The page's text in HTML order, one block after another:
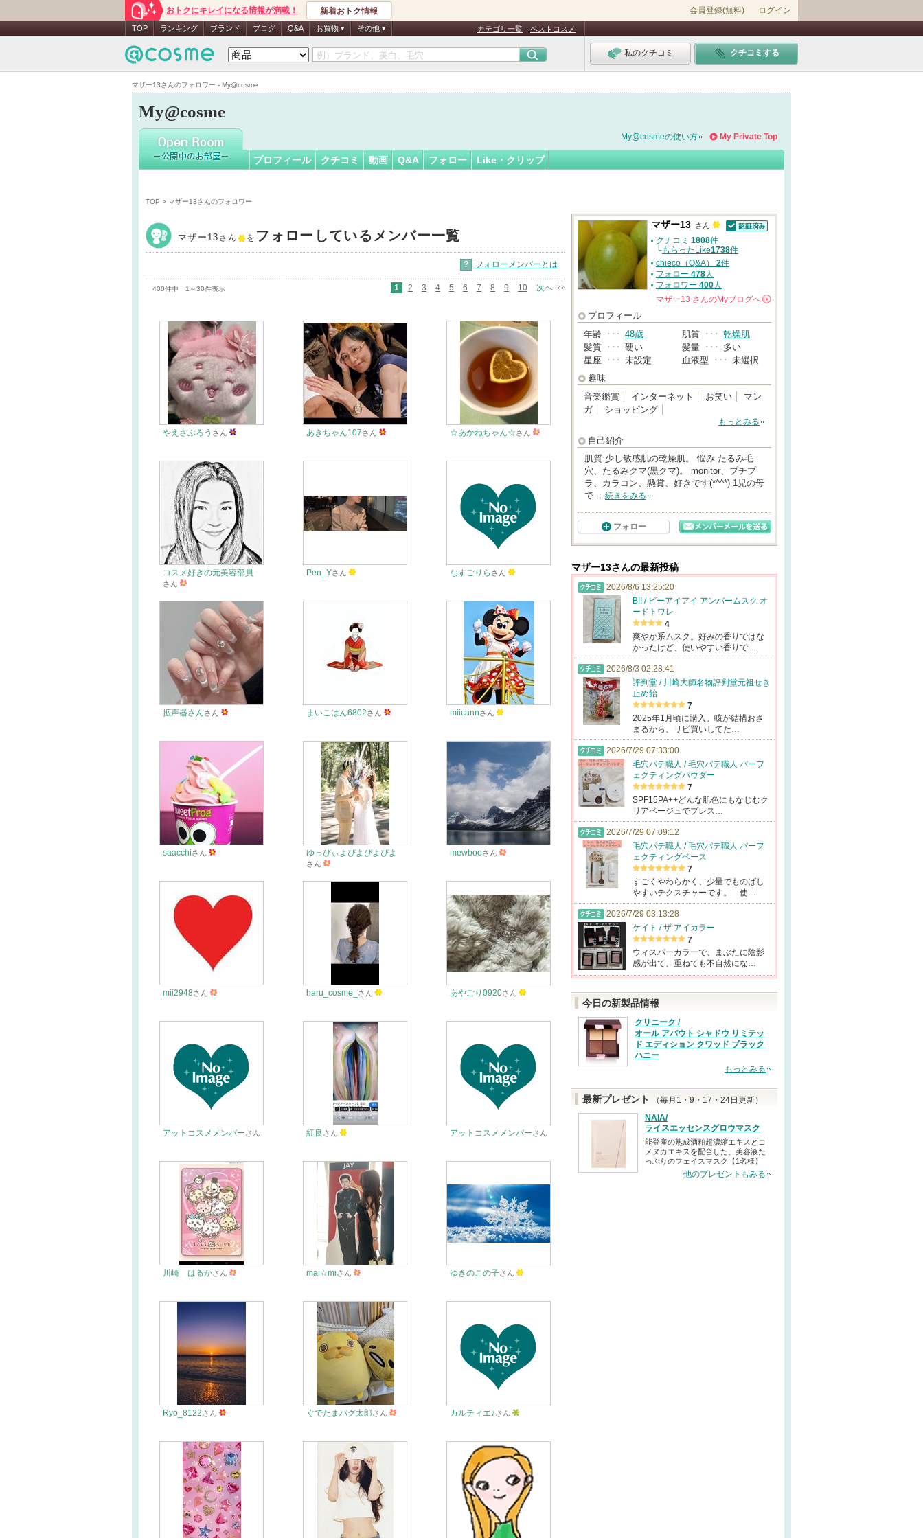
マザー13さんのフォロワー - My@cosme
おトクにキレイになる情報が満載！ 新着おトク情報 会員登録(無料) ログイン
TOP ランキング ブランド ブログ Q&A お買物 その他 カテゴリ一覧 ベストコスメ
私のクチコミ クチコミする
My@cosme
マザー13さん
認
証
My Private Top
My@cosmeの使い方
プロフィール クチコミ 動画 Q&A フォロー Like・クリップ
TOP > マザー13さんのフォロワー
マザー13 さん を フォローしているメンバー一覧
? フォローメンバーとは
400件中 1～30件表示 1 2 3 4 5 6 7 8 9 10 次へ
やえさぶろう さん あきちゃん107さん ☆あかねちゃん☆さん
コスメ好きの元美容部員
さん
Pen_Yさん なすごりら さん
拡声器さんさん まいこはん6802さん miicannさん
saacchiさん ゆっぴぃよぴよぴよぴよ
さん
mewbooさん
mii2948さん haru_cosme_ さん あやごり0920さん
アットコスメメンバーさん 紅良 さん アットコスメメンバーさん
川崎 はるかさん mai☆miさん ゆきのこの子さん
Ryo_8122さん ぐでたまパグ太郎さん カルティエ♪さん
マザー13 さん
クチコミ 1808件
└もらったLike1738件
chieco（Q&A） 2件
フォロー 478人
フォロワー 400人
マザー13 さんのMyブログへ
プロフィール
年齢 ･･･ 48歳 肌質 ･･･ 乾燥肌
髪質 ･･･ 硬い 髪量 ･･･
多い
星座 ･･･ 未設定 血液型 ･･･ 未選択
趣味
音楽鑑賞
インターネット お笑い
マン
ガ
ショッピング
もっとみる
自己紹介
肌質:少し敏感肌の乾燥肌。 悩み:たるみ毛
穴、たるみクマ(黒クマ)。 monitor、プチプ
ラ、カラコン、懸賞、好きです(*^^*) 1児の母
で… 続きをみる
フォロー
マザー13さんの最新投稿
2026/8/6 13:25:20
BII / ビーアイアイ アンバームスク オ
ードトワレ
4
爽やか系ムスク。好みの香りではな
かったけど、使いやすい香りで…
2026/8/3 02:28:41
評判堂 / 川崎大師名物評判堂元祖せき
止め飴
7
2025年1月頃に購入。咳が結構おさ
まるから、リピ買いしてた…
2026/7/29 07:33:00
毛穴パテ職人 / 毛穴パテ職人 パーフ
ェクティングパウダー
7
SPF15PA++どんな肌色にもなじむク
リアベージュでプレス…
2026/7/29 07:09:12
毛穴パテ職人 / 毛穴パテ職人 パーフ
ェクティングベース
7
すごくやわらかく、少量でものばし
やすいテクスチャーです。 使…
2026/7/29 03:13:28
ケイト / ザ アイカラー
7
ウィスパーカラーで、まぶたに陰影
感が出て、重ねても不自然にな…
今日の新製品情報
クリニーク /
オール アバウト シャドウ リミテッ
ド エディション クワッド ブラック
ハニー
もっとみる
最新プレゼント
（毎月1・9・17・24日更新）
NAIA/
ライスエッセンスグロウマスク
能登産の熟成酒粕超濃縮エキスとコ
メヌカエキスを配合した、美容液た
っぷりのフェイスマスク【1名様】
他のプレゼントもみる